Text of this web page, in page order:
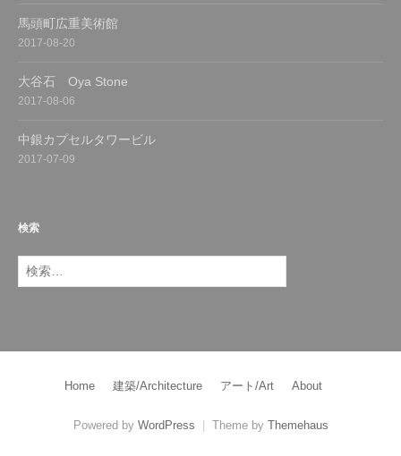
馬頭町広重美術館
2017-08-20
大谷石 Oya Stone
2017-08-06
中銀カプセルタワービル
2017-07-09
検索
検
索:
Home 建築/Architecture アート/Art About
Powered by WordPress Theme by Themehaus